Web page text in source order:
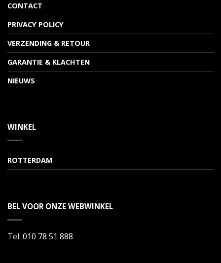
CONTACT
PRIVACY POLICY
VERZENDING & RETOUR
GARANTIE & KLACHTEN
NIEUWS
WINKEL
ROTTERDAM
BEL VOOR ONZE WEBWINKEL
Tel: 010 78 51 888